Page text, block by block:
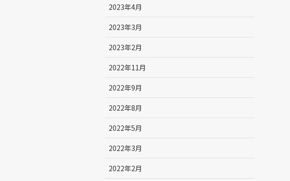
2023年4月
2023年3月
2023年2月
2022年11月
2022年9月
2022年8月
2022年5月
2022年3月
2022年2月